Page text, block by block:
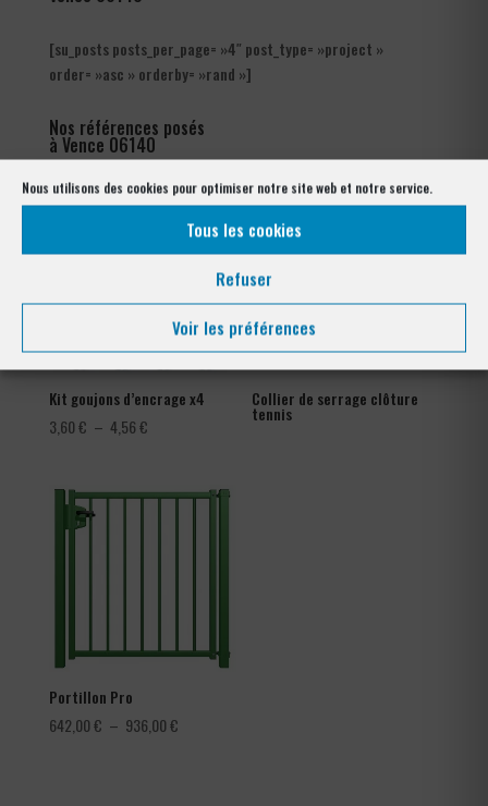
Nous utilisons des cookies pour optimiser notre site web et notre service.
Tous les cookies
Refuser
Voir les préférences
[su_posts posts_per_page= »4″ post_type= »project »
order= »asc » orderby= »rand »]
Nos références posés
à Vence 06140
Kit goujons d’encrage x4
3,60€ – 4,56€Plage
3,60 €
Collier de serrage clôture
tennis
Portillon Pro
642,00€ – 936,00€Plage